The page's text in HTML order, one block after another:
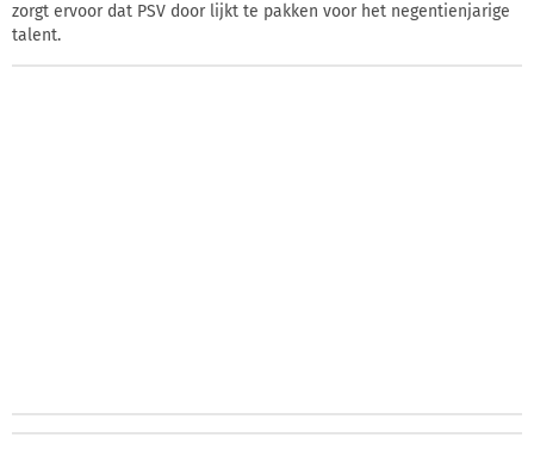
zorgt ervoor dat PSV door lijkt te pakken voor het negentienjarige
talent.